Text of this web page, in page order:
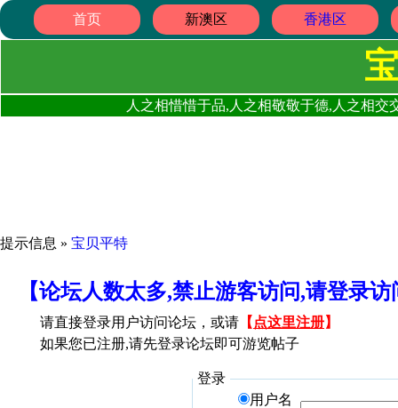
首页 新澳区 香港区
人之相惜惜于品,人之相敬敬于德,人之相
提示信息 » 宝贝平特
【论坛人数太多,禁止游客访问,请登录
请直接登录用户访问论坛，或请 【 点这里注册】
如果您已注册,请先登录论坛即可游览帖子
登录
用户名